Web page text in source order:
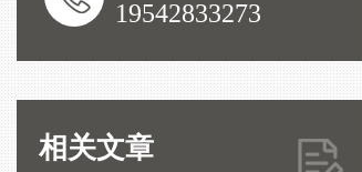
19542833273
相关文章